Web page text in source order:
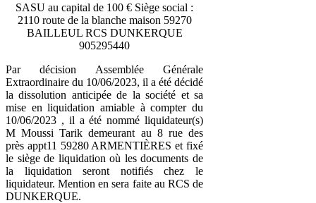
SASU au capital de 100 € Siège social :
2110 route de la blanche maison 59270
BAILLEUL RCS DUNKERQUE
905295440
Par décision Assemblée Générale
Extraordinaire du 10/06/2023, il a été décidé
la dissolution anticipée de la société et sa
mise en liquidation amiable à compter du
10/06/2023 , il a été nommé liquidateur(s)
M Moussi Tarik demeurant au 8 rue des
près appt11 59280 ARMENTIÈRES et fixé
le siège de liquidation où les documents de
la liquidation seront notifiés chez le
liquidateur. Mention en sera faite au RCS de
DUNKERQUE.